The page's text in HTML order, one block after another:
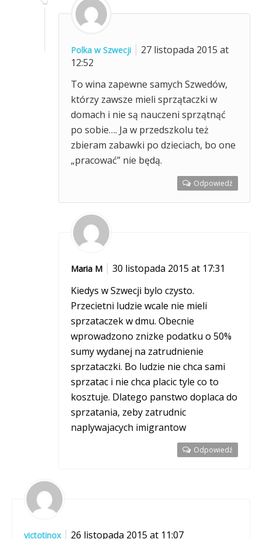
Polka w Szwecji
27 listopada 2015 at
12:52
To wina zapewne samych Szwedów,
którzy zawsze mieli sprzątaczki w
domach i nie są nauczeni sprzątnąć
po sobie…. Ja w przedszkolu też
zbieram zabawki po dzieciach, bo one
„pracować” nie będą.
Odpowiedź
Maria M
30 listopada 2015 at 17:31
Kiedys w Szwecji bylo czysto.
Przecietni ludzie wcale nie mieli
sprzataczek w dmu. Obecnie
wprowadzono znizke podatku o 50%
sumy wydanej na zatrudnienie
sprzataczki. Bo ludzie nie chca sami
sprzatac i nie chca placic tyle co to
kosztuje. Dlatego panstwo doplaca do
sprzatania, zeby zatrudnic
naplywajacych imigrantow
Odpowiedź
victotinox
26 listopada 2015 at 11:07